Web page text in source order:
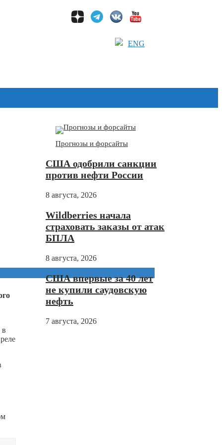
ENG
в
Прогнозы и форсайты
США одобрили санкции
против нефти России
8 августа, 2026
Wildberries начала
страховать заказы от атак
БПЛА
8 августа, 2026
США впервые за 40 лет
не купили саудовскую
нефть
7 августа, 2026